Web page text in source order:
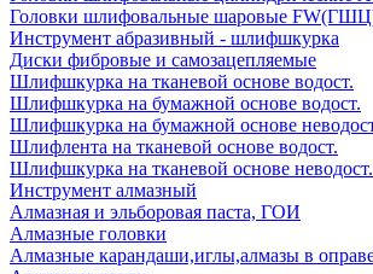
Головки шлифовальные шаровые
Инструмент абразивный - шлифшкурка
Диски фибровые и самозацепляемые
Шлифшкурка на тканевой основе водост.
Шлифшкурка на бумажной основе водост.
Шлифшкурка на бумажной основе
Шлифлента на тканевой основе водост.
Шлифшкурка на тканевой основе неводост.
Инструмент алмазный
Алмазная и эльборовая паста, ГОИ
Алмазные головки
Алмазные карандаши,иглы,алмазы в